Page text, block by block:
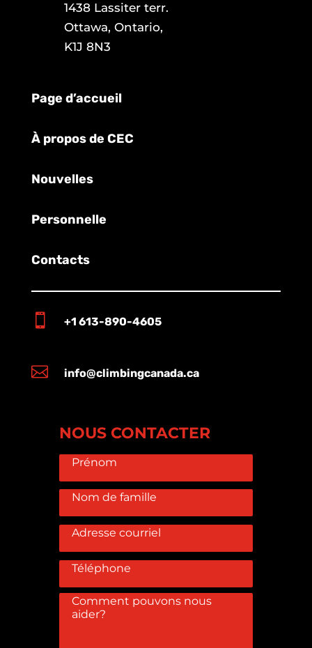
1438 Lassiter terr.
Ottawa, Ontario,
K1J 8N3
Page d’accueil
À propos de CEC
Nouvelles
Personnelle
Contacts
 +1 613-890-4605
 info@climbingcanada.ca
NOUS CONTACTER